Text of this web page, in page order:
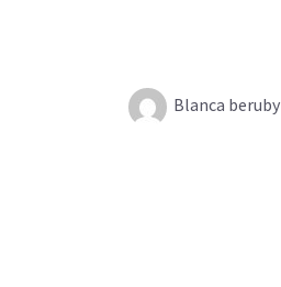
Blanca beruby